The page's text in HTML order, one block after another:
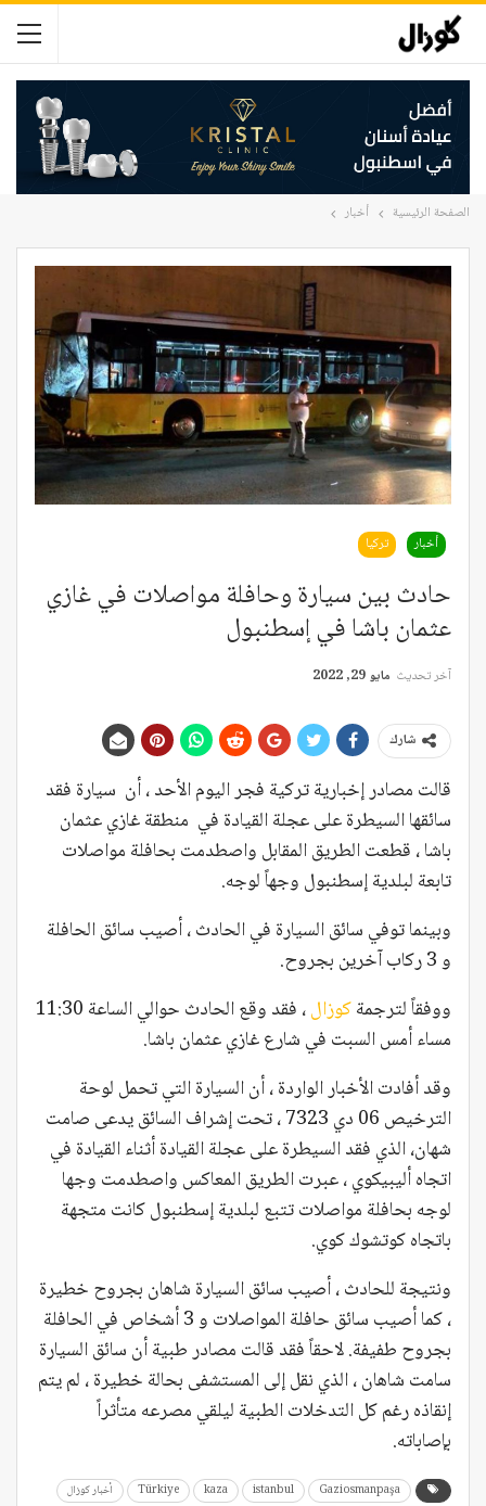
الصفحة الرئيسية أخبار
أخبار تركيا
حادث بين سيارة وحافلة مواصلات في غازي
عثمان باشا في إسطنبول
آخر تحديث مايو 29, 2022
شارك
قالت مصادر إخبارية تركية فجر اليوم الأحد ، أن سيارة فقد
سائقها السيطرة على عجلة القيادة في منطقة غازي عثمان
باشا ، قطعت الطريق المقابل واصطدمت بحافلة مواصلات
تابعة لبلدية إسطنبول وجهاً لوجه.
وبينما توفي سائق السيارة في الحادث ، أصيب سائق الحافلة
و 3 ركاب آخرين بجروح.
ووفقاً لترجمةكوزال
، فقد وقع الحادث حوالي الساعة 11:30
مساء أمس السبت في شارع غازي عثمان باشا.
وقد أفادت الأخبار الواردة ، أن السيارة التي تحمل لوحة
الترخيص 06 دي 7323 ، تحت إشراف السائق يدعى صامت
شهان، الذي فقد السيطرة على عجلة القيادة أثناء القيادة في
اتجاه أليبيكوي ، عبرت الطريق المعاكس واصطدمت وجها
لوجه بحافلة مواصلات تتبع لبلدية إسطنبول كانت متجهة
باتجاه كوتشوك كوي.
ونتيجة للحادث ، أصيب سائق السيارة شاهان بجروح خطيرة
، كما أصيب سائق حافلة المواصلات و 3 أشخاص في الحافلة
بجروح طفيفة. لاحقاً فقد قالت مصادر طبية أن سائق السيارة
سامت شاهان ، الذي نقل إلى المستشفى بحالة خطيرة ، لم يتم
إنقاذه رغم كل التدخلات الطبية ليلقي مصرعه متأثراً
بإصاباته.
Gaziosmanpaşa
istanbul
kaza
Türkiye
أخبار كوزال